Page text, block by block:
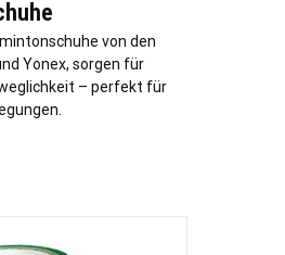
von den
Yonex, sorgen für
– perfekt für